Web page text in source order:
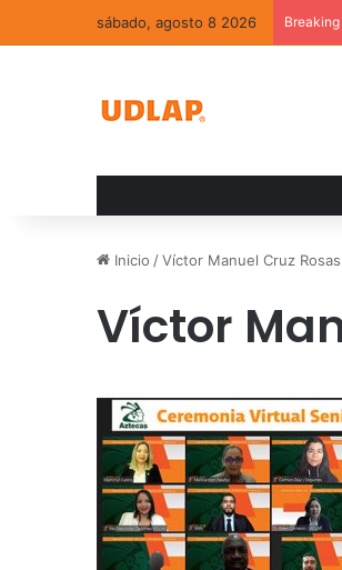
sábado, agosto 8 2026
Inicio /Víctor Manuel Cruz Rosas
Víctor